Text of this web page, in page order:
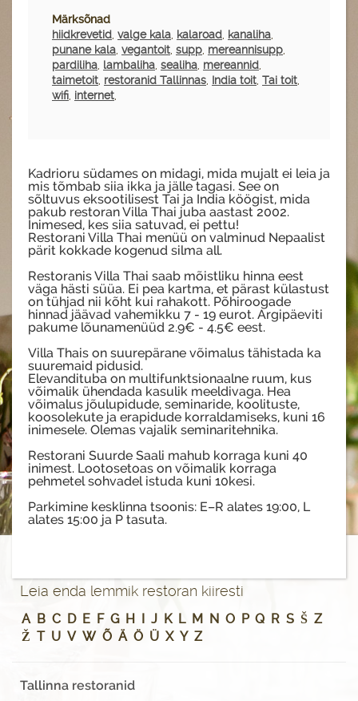
Märksõnad
hiidkrevetid, valge kala, kalaroad, kanaliha,
punane kala, vegantoit, supp, mereannisupp,
pardiliha, lambaliha, sealiha, mereannid,
taimetoit, restoranid Tallinnas, India toit, Tai toit,
wifi, internet,
Kadrioru südames on midagi, mida mujalt ei leia ja
mis tõmbab siia ikka ja jälle tagasi. See on
sõltuvus eksootilisest Tai ja India köögist, mida
pakub restoran Villa Thai juba aastast 2002.
Inimesed, kes siia satuvad, ei pettu!
Restorani Villa Thai menüü on valminud Nepaalist
pärit kokkade kogenud silma all.
Restoranis Villa Thai saab mõistliku hinna eest
väga hästi süüa. Ei pea kartma, et pärast külastust
on tühjad nii kõht kui rahakott. Põhiroogade
hinnad jäävad vahemikku 7 - 19 eurot. Argipäeviti
pakume lõunamenüüd 2.9€ - 4.5€ eest.
Villa Thais on suurepärane võimalus tähistada ka
suuremaid pidusid.
Elevandituba on multifunktsionaalne ruum, kus
võimalik ühendada kasulik meeldivaga. Hea
võimalus jõulupidude, seminaride, koolituste,
koosolekute ja erapidude korraldamiseks, kuni 16
inimesele. Olemas vajalik seminaritehnika.
Restorani Suurde Saali mahub korraga kuni 40
inimest. Lootosetoas on võimalik korraga
pehmetel sohvadel istuda kuni 10kesi.
Parkimine kesklinna tsoonis: E–R alates 19:00, L
alates 15:00 ja P tasuta.
Leia enda lemmik restoran kiiresti
A B C D E F G H J K L M N O P Q R S Š Z
Ž T U V W Õ Ä Ö Ü X Y Z
Tallinna restoranid